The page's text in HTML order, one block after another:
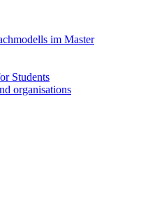
im Master
Students
organisations